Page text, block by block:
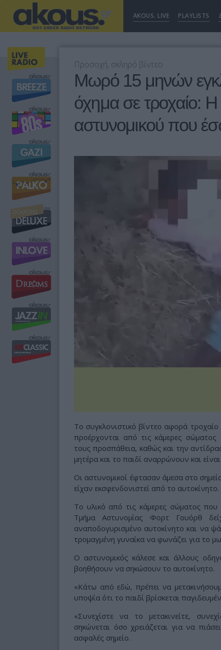
AKOUS. LIVE PLAYLISTS
Προσοχή, σκληρό βίντεο
Μωρό 15 μηνών
όχημα σε τροχαίο:
αστυνομικού που
Το συγκλονιστικό βίντεο αφορά
προέρχονται από τις κάμερες
τους προσπάθεια, καθώς και την
μητέρα και το παιδί αναρρώνουν και
Οι αστυνομικοί έφτασαν άμεσα στο
είχαν εκσφενδονιστεί από το αυτοκίνητο.
Το υλικό από τις κάμερες σώματος που
Τμήμα Αστυνομίας Φορτ Γουόρθ
αναποδογυρισμένο αυτοκίνητο και να
τρομαγμένη γυναίκα να φωνάζει για το
Ο αστυνομικός κάλεσε και άλλους
βοηθήσουν να σηκώσουν το αυτοκίνητο.
«Κάτω από εδώ, πρέπει να
υποψία ότι το παιδί βρίσκεται
«Συνεχίστε να το μετακινείτε,
σηκώνεται όσο χρειάζεται για να
ασφαλές σημείο.